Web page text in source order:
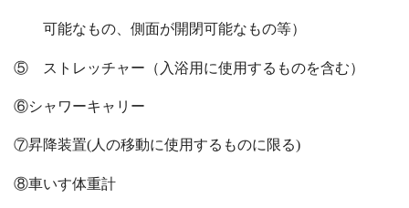
可能なもの、側面が開閉可能なもの等）
⑤ ストレッチャー（入浴用に使用するものを含む）
⑥シャワーキャリー
⑦昇降装置(人の移動に使用するものに限る)
⑧車いす体重計